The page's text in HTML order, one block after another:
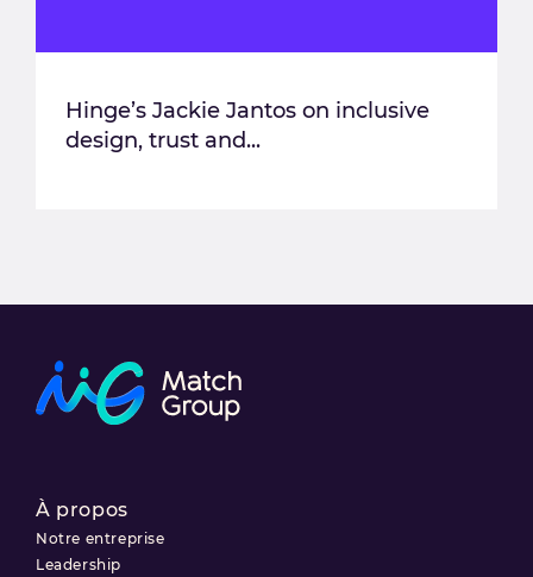
Hinge’s Jackie Jantos on inclusive
design, trust and...
À propos
Notre entreprise
Leadership